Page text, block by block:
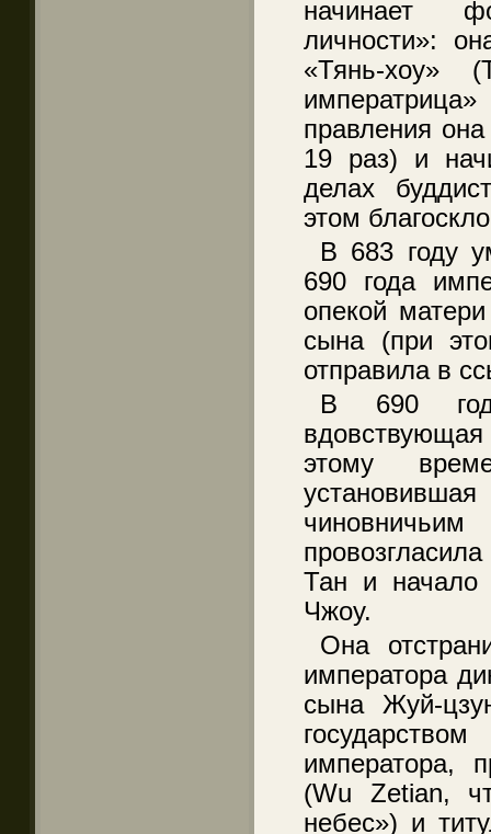
начинает
личности»:
«Тянь-
правления
19 раз) и
делах
этом
В 683 году
690 года
опекой
сына (при
отправила в
В 690
вдовствующая
этому
чиновничьим
Тан и начало
Чжоу.
Она
императора
сына Жуй-
императора,
(Wu Zetian,
небес») и